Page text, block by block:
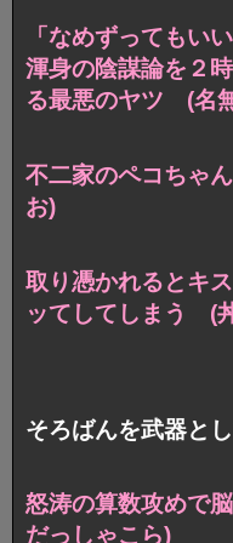
「なめずってもい
渾身の陰謀論を２
る最悪のヤツ (名
不二家のペコちゃ
お)
取り憑かれるとキ
ッてしてしまう (
そろばんを武器と
怒涛の算数攻めで
だっしゃこら)